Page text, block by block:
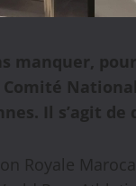
manquer,
Il s’agit
Royale